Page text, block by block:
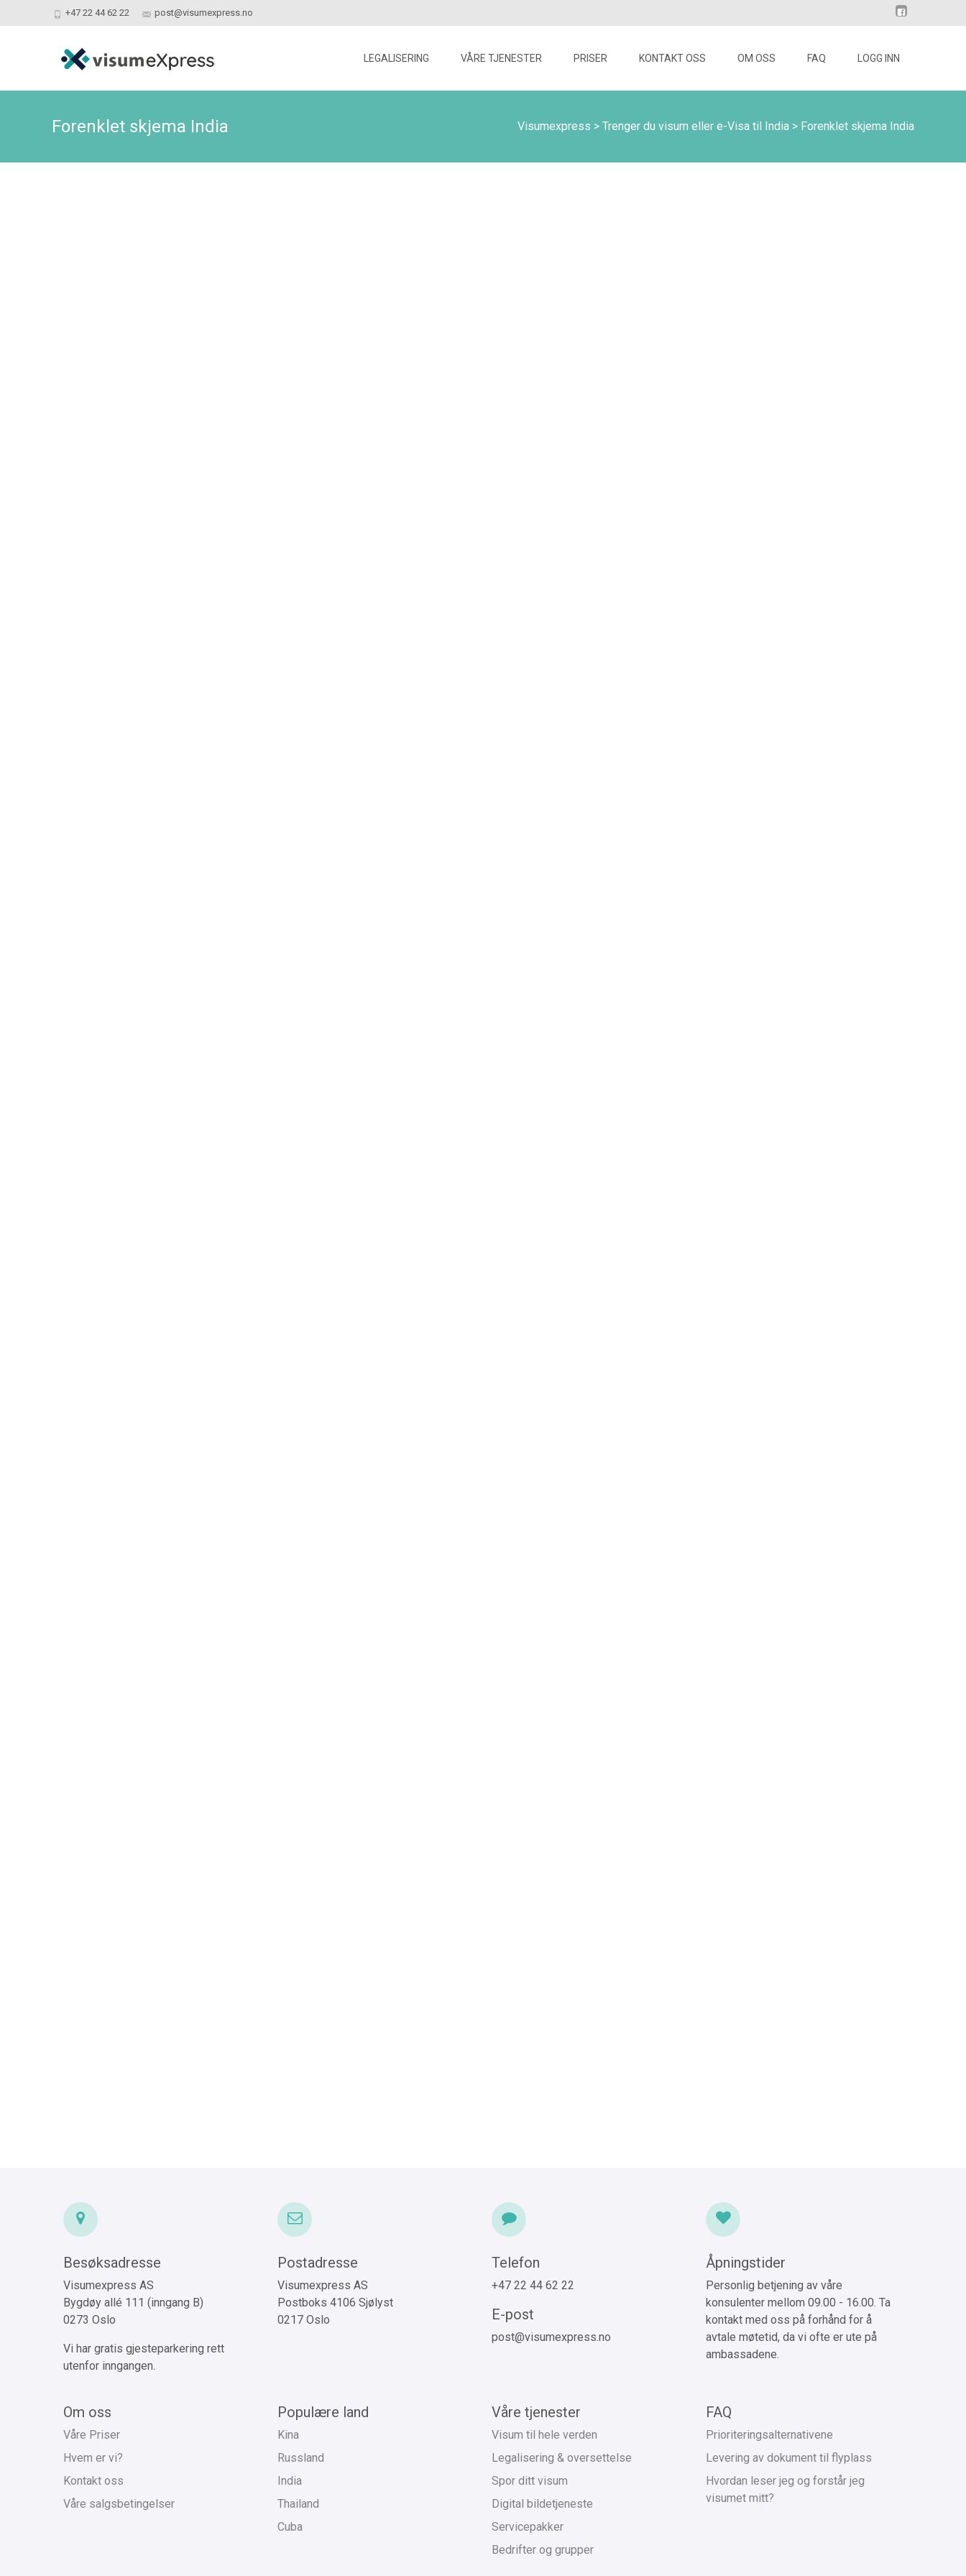
+47 22 44 62 22 post@visumexpress.no
LEGALISERING VÅRE TJENESTER PRISER KONTAKT OSS OM OSS FAQ LOGG INN
Forenklet skjema India Visumexpress > Trenger du visum eller e-Visa til India > Forenklet skjema India
Besøksadresse
Visumexpress AS
Bygdøy allé 111 (inngang B)
0273 Oslo
Vi har gratis gjesteparkering rett
utenfor inngangen.
Postadresse
Visumexpress AS
Postboks 4106 Sjølyst
0217 Oslo
Telefon
+47 22 44 62 22
E-post
post@visumexpress.no
Åpningstider
Personlig betjening av våre
konsulenter mellom 09.00 - 16.00. Ta
kontakt med oss på forhånd for å
avtale møtetid, da vi ofte er ute på
ambassadene.
Om oss
Våre Priser
Hvem er vi?
Kontakt oss
Våre salgsbetingelser
Populære land
Kina
Russland
India
Thailand
Cuba
Våre tjenester
Visum til hele verden
Legalisering & oversettelse
Spor ditt visum
Digital bildetjeneste
Servicepakker
Bedrifter og grupper
FAQ
Prioriteringsalternativene
Levering av dokument til flyplass
Hvordan leser jeg og forstår jeg
visumet mitt?